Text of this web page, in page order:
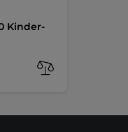
Kinder-